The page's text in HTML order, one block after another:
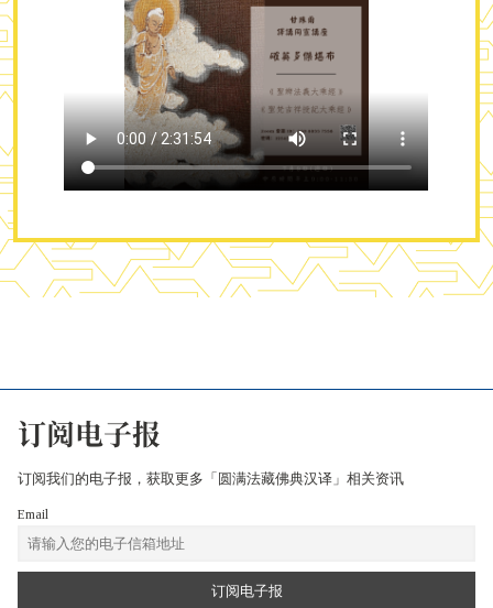
订阅电子报
订阅我们的电子报，获取更多「圆满法藏佛典汉译」相关资讯
Email